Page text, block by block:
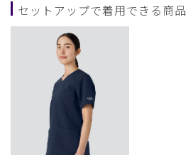
セットアップで着用できる商品